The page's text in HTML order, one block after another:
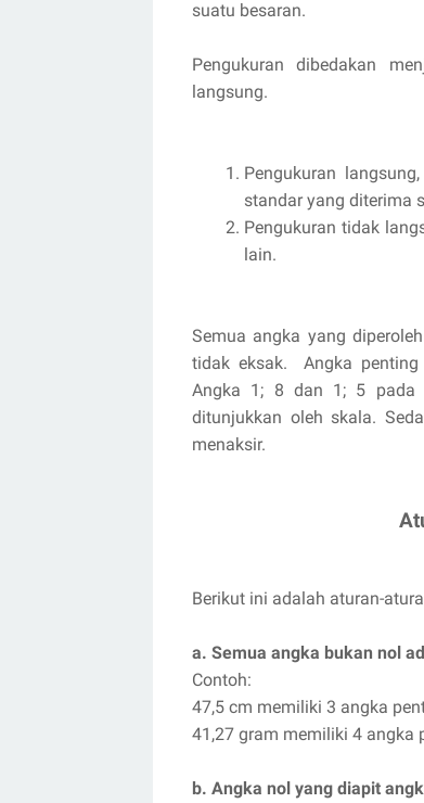
suatu besaran.
Pengukuran dibedakan
langsung.
Pengukuran
standar yang diterima
Pengukuran tidak
lain.
Semua angka yang
tidak eksak. Angka
Angka 1; 8 dan 1; 5 pada
ditunjukkan oleh skala.
menaksir.
Berikut ini adalah aturan-
a. Semua angka bukan nol
Contoh:
47,5 cm memiliki 3 angka
41,27 gram memiliki 4 angka
b. Angka nol yang diapit